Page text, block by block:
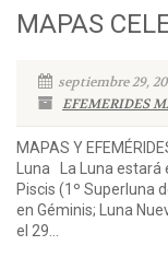
MAPAS
septiembre 29,
EFEMERIDES
MAPAS Y
Luna La Luna estará
Piscis (1º Superluna
en Géminis; Luna
el 29...